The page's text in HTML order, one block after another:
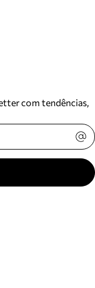
com tendências,